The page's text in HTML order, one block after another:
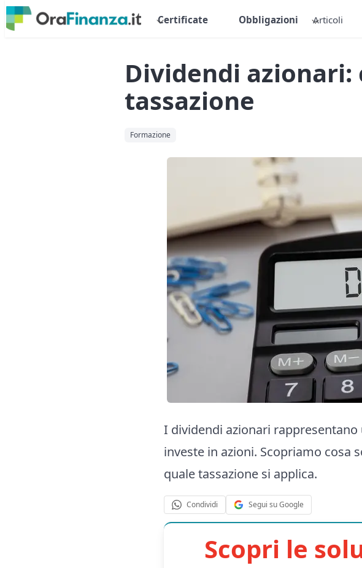
Certificate Obbligazioni Articoli
Dividendi azionari:
tassazione
Formazione
I dividendi azionari
investe in azioni. Scopriamo cosa
quale tassazione si applica.
Condividi Segui su Google
Scopri le